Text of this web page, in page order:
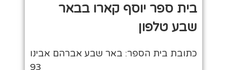
בית ספר יוסף קארו בבאר
שבע טלפון
כתובת בית הספר: באר שבע אברהם אבינו
93